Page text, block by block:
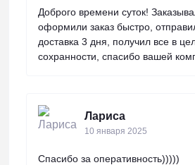
Доброго времени суток!
оформили заказ быстро,
доставка 3 дня, получил все в
сохранности, спасибо вашей
Лариса
10 января 2025
Спасибо за оперативность)))))